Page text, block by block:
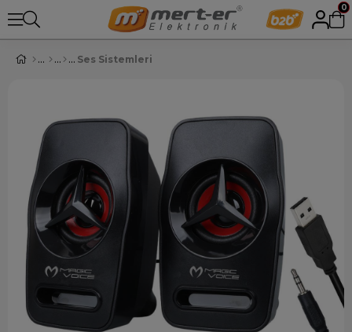
0
Ses Sistemleri